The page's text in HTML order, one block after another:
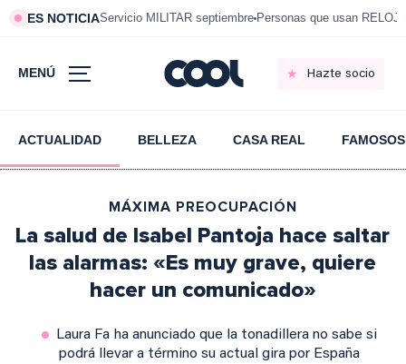
ES NOTICIAServicio MILITAR septiembre Personas que usan RELOJ
MENÚ Hazte socio
ACTUALIDAD BELLEZA CASA REAL FAMOSOS
MÁXIMA PREOCUPACIÓN
La salud de Isabel Pantoja hace saltar
las alarmas: «Es muy grave, quiere
hacer un comunicado»
Laura Fa ha anunciado que la tonadillera no sabe si
podrá llevar a término su actual gira por España